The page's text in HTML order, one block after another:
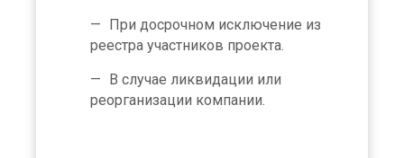
При досрочном исключение из
реестра участников проекта.
В случае ликвидации или
реорганизации компании.